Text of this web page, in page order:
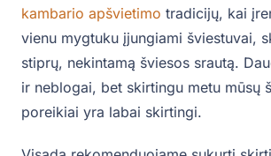
kambario apšvietimo tradicijų, kai
vienu mygtuku įjungiami šviestuvai,
stiprų, nekintamą šviesos srautą.
ir neblogai, bet skirtingu metu mūsų
poreikiai yra labai skirtingi.